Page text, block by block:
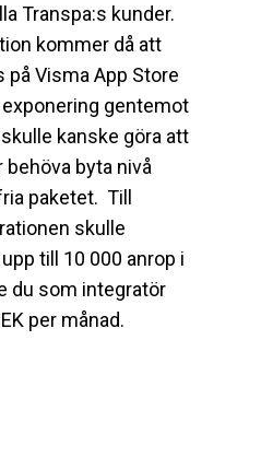
Transpa:s kunder.
kommer då att
på Visma App Store
gentemot
kanske göra att
byta nivå
paketet. Till
skulle
till 10 000 anrop i
du som integratör
per månad.